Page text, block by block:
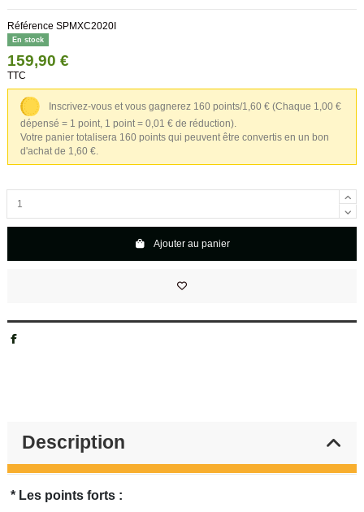
Référence SPMXC2020I
En stock
159,90 €
TTC
Inscrivez-vous et vous gagnerez 160 points/1,60 € (Chaque 1,00 €
dépensé = 1 point, 1 point = 0,01 € de réduction).
Votre panier totalisera 160 points qui peuvent être convertis en un bon
d'achat de 1,60 €.
Ajouter au panier
Description
* Les points forts :